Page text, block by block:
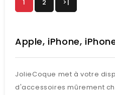
1 2 >|
Apple, iPhone,
JolieCoque met à votre
d'accessoires mûrement